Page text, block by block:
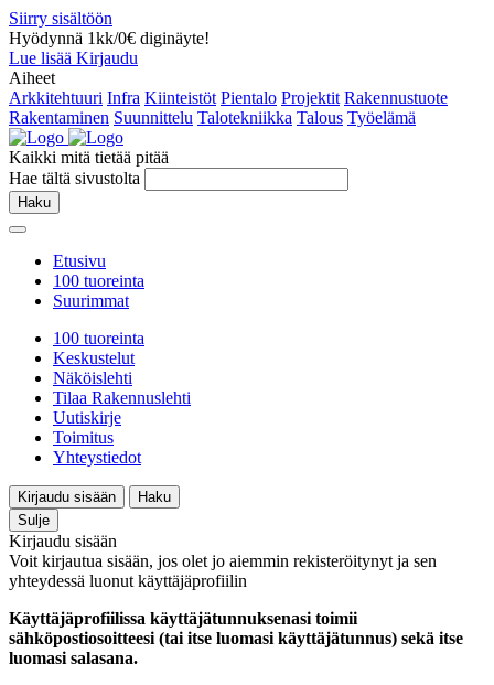
Siirry sisältöön
Hyödynnä 1kk/0€ diginäyte!
Lue lisää Kirjaudu
Aiheet
Arkkitehtuuri Infra Kiinteistöt Pientalo Projektit Rakennustuote
Rakentaminen Suunnittelu Talotekniikka Talous Työelämä
Kaikki mitä tietää pitää
Hae tältä sivustolta
Haku
Etusivu
100 tuoreinta
Suurimmat
100 tuoreinta
Keskustelut
Näköislehti
Tilaa Rakennuslehti
Uutiskirje
Toimitus
Yhteystiedot
Kirjaudu sisään
Haku
Sulje
Kirjaudu sisään
Voit kirjautua sisään, jos olet jo aiemmin rekisteröitynyt ja sen
yhteydessä luonut käyttäjäprofiilin
Käyttäjäprofiilissa käyttäjätunnuksenasi toimii
sähköpostiosoitteesi (tai itse luomasi käyttäjätunnus) sekä itse
luomasi salasana.